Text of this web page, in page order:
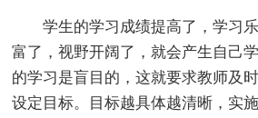
学生的学习成绩提高了，学习
富了，视野开阔了，就会产生自己
的学习是盲目的，这就要求教师及
设定目标。目标越具体越清晰，实